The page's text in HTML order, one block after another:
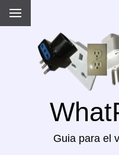
Guia para el